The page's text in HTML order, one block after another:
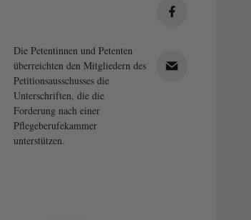
Die Petentinnen und Petenten
überreichten den Mitgliedern des
Petitionsausschusses die
Unterschriften, die die
Forderung nach einer
Pflegeberufekammer
unterstützen.